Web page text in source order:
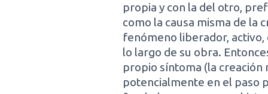
propia y con la del otro,
como la causa misma de la
fenómeno liberador, activo,
lo largo de su obra.
propio síntoma (la
potencialmente en el paso